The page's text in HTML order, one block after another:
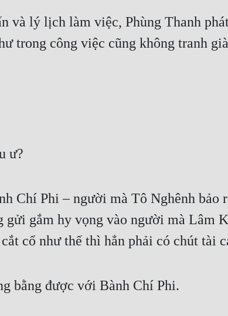
và lý lịch làm việc, Phùng Thanh
trong công việc cũng không tranh
ư?
Chí Phi – người mà Tô Nghênh bảo
gắm hy vọng vào người mà Lâm
cổ như thế thì hẳn phải có chút tài
bằng được với Bành Chí Phi.